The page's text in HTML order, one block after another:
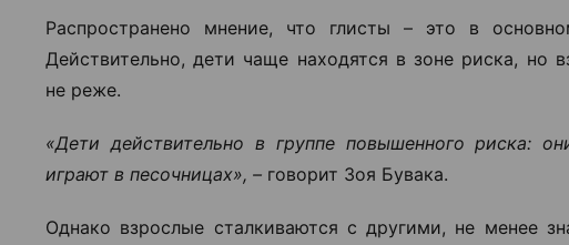
Распространено мнение, что глисты – это в
Действительно, дети чаще находятся в зоне риска, но
не реже.
«Дети действительно в группе повышенного риска:
играют в песочницах», – говорит Зоя Бувака.
Однако взрослые сталкиваются с другими, не менее